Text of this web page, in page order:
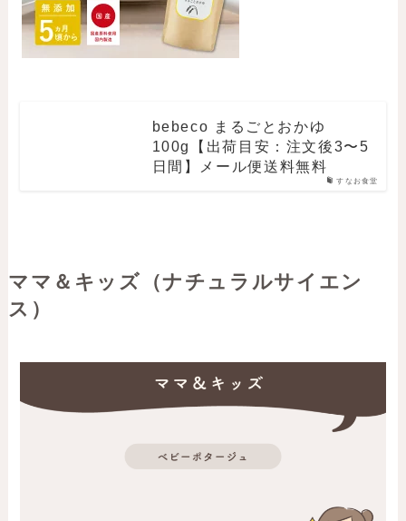
すなお食堂
bebeco まるごとおかゆ
100g【出荷目安：注文後3〜5
日間】メール便送料無料
ママ＆キッズ（ナチュラルサイエン
ス）